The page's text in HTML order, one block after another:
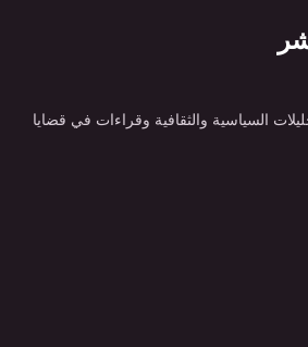
السياسية والثقافية وقراءات في قضايا